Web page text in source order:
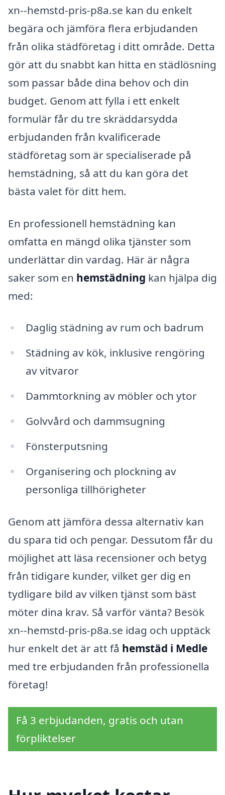
xn--hemstd-pris-p8a.se kan du enkelt
begära och jämföra flera erbjudanden
från olika städföretag i ditt område. Detta
gör att du snabbt kan hitta en städlösning
som passar både dina behov och din
budget. Genom att fylla i ett enkelt
formulär får du tre skräddarsydda
erbjudanden från kvalificerade
städföretag som är specialiserade på
hemstädning, så att du kan göra det
bästa valet för ditt hem.
En professionell hemstädning kan
omfatta en mängd olika tjänster som
underlättar din vardag. Här är några
saker som en hemstädning kan hjälpa dig
med:
Daglig städning av rum och badrum
Städning av kök, inklusive rengöring
av vitvaror
Dammtorkning av möbler och ytor
Golvvård och dammsugning
Fönsterputsning
Organisering och plockning av
personliga tillhörigheter
Genom att jämföra dessa alternativ kan
du spara tid och pengar. Dessutom får du
möjlighet att läsa recensioner och betyg
från tidigare kunder, vilket ger dig en
tydligare bild av vilken tjänst som bäst
möter dina krav. Så varför vänta? Besök
xn--hemstd-pris-p8a.se idag och upptäck
hur enkelt det är att få hemstäd i Medle
med tre erbjudanden från professionella
företag!
Få 3 erbjudanden, gratis och utan
förpliktelser